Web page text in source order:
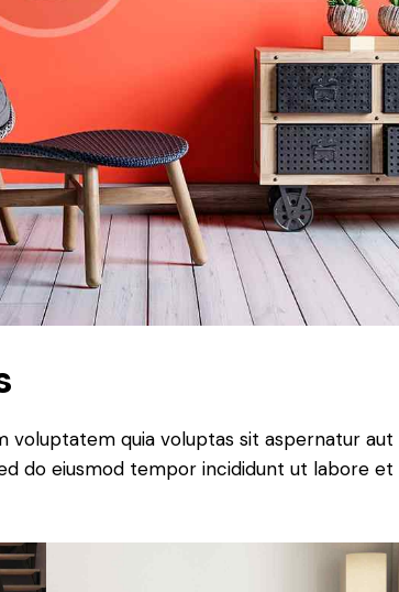
voluptatem quia voluptas sit aspernatur aut
do eiusmod tempor incididunt ut labore et